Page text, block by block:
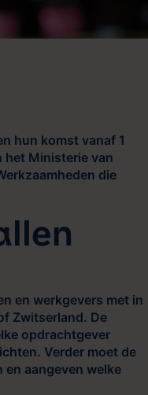
hun komst vanaf 1
het Ministerie van
die
en werkgevers met in
Zwitserland. De
opdrachtgever
Verder moet de
aangeven welke